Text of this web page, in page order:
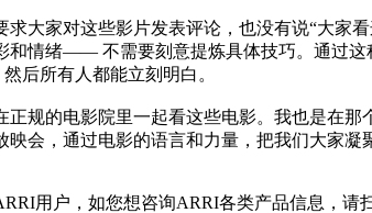
求大家对这些影片发表评论，也没有说“大家
和情绪—— 不需要刻意提炼具体技巧。通过这
后所有人都能立刻明白。
正规的电影院里一起看这些电影。我也是在
映会，通过电影的语言和力量，把我们大家凝
用户，如您想咨询ARRI各类产品信息，请